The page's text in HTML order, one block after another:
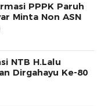
PPPK Paruh
Minta Non ASN
NTB H.Lalu
Dirgahayu Ke-80